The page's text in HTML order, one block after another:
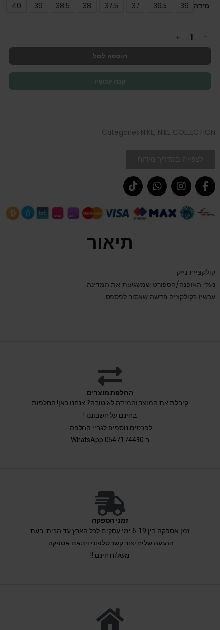
מידה 36
36.5
37
37.5
38
38.5
39
40
הוספה לסל
קנה עכשיו
Categories NIKE, NIKE COLLECTION
תיאור
קולקציית נייק.
נעלי האופנה/הספורט שמשגעות את המדינה.
עכשיו בקולקציה חדשה שאסור לפספס.
החלפת מוצרים
קיבלת את המוצר והמידה לא טובה? אנחנו כאן! החלפות
בחינם על חשבוננו !
לפרטים נוספים לגביי החלפה:
ב 0547174490 WhatsApp
זמני הספקה
זמן אספקה בין 6-19 ימי עסקים לכל הארץ עד הבית. בעת
ההגעה שליח יצור קשר טלפוני ויתאם אספקה.
משלוח חינם !!